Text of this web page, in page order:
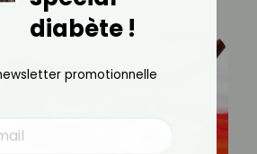
diabète !
promotionnelle